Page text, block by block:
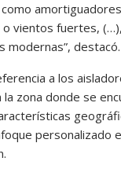
vientos fuertes,
modernas”, destacó.
a los
zona donde se
personalizado